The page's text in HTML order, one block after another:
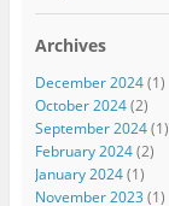
Archives
December 2024(1)
October 2024(2)
September 2024(1)
February 2024(2)
January 2024(1)
November 2023 (1)